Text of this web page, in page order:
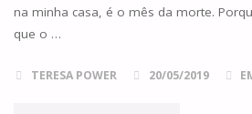
COMUNIDADE"
na minha casa, é o mês da morte.
que o …
TERESA POWER 20/05/2019